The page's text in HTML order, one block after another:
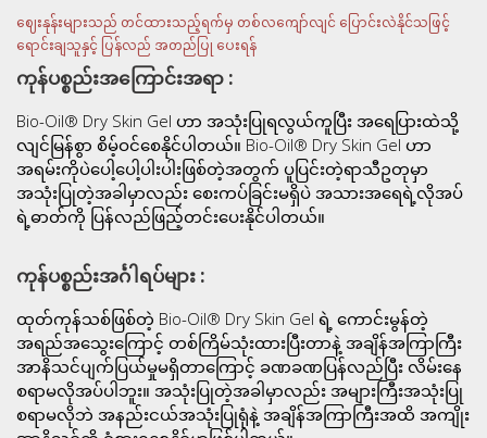
ဈေးနုန်းများသည် တင်ထားသည့်ရက်မှ တစ်လကျော်လျင် ပြောင်းလဲနိုင်သဖြင့်
ရောင်းချသူနှင့် ပြန်လည် အတည်ပြု ပေးရန်
ကုန်ပစ္စည်းအကြောင်းအရာ :
Bio-Oil® Dry Skin Gel ဟာ အသုံးပြုရလွယ်ကူပြီး အရေပြားထဲသို့
လျင်မြန်စွာ စိမ့်ဝင်စေနိုင်ပါတယ်။ Bio-Oil® Dry Skin Gel ဟာ
အရမ်းကိုပဲပေါ့ပေါ့ပါးပါးဖြစ်တဲ့အတွက် ပူပြင်းတဲ့ရာသီဥတုမှာ
အသုံးပြုတဲ့အခါမှာလည်း စေးကပ်ခြင်းမရှိပဲ အသားအရေရဲ့လိုအပ်
ရဲ့ဓာတ်ကို ပြန်လည်ဖြည့်တင်းပေးနိုင်ပါတယ်။
ကုန်ပစ္စည်းအင်္ဂါရပ်များ :
ထုတ်ကုန်သစ်ဖြစ်တဲ့ Bio-Oil® Dry Skin Gel ရဲ့ ကောင်းမွန်တဲ့
အရည်အသွေးကြောင့် တစ်ကြိမ်သုံးထားပြီးတာနဲ့ အချိန်အကြာကြီး
အာနိသင်ပျက်ပြယ်မှုမရှိတာကြောင့် ခဏခဏပြန်လည်ပြီး လိမ်းနေ
စရာမလိုအပ်ပါဘူး။ အသုံးပြုတဲ့အခါမှာလည်း အများကြီးအသုံးပြု
စရာမလိုဘဲ အနည်းငယ်အသုံးပြုရုံနဲ့ အချိန်အကြာကြီးအထိ အကျိုး